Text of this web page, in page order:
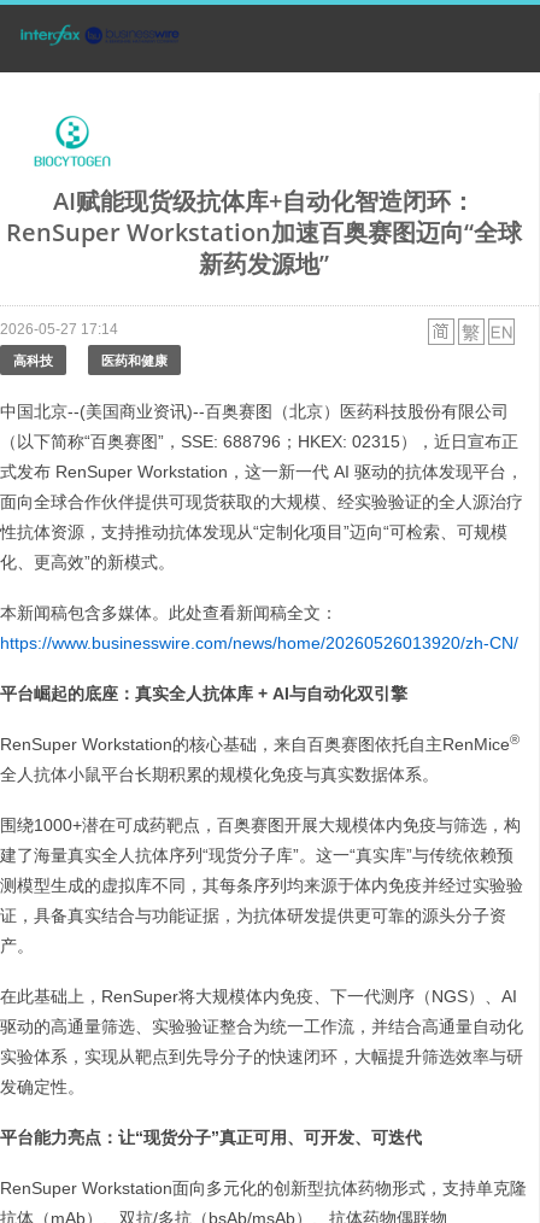
AI赋能现货级抗体库+自动化智造闭环：
RenSuper Workstation加速百奥赛图迈向“全球
新药发源地”
2026-05-27 17:14
高科技 医药和健康
中国北京--(美国商业资讯)--百奥赛图（北京）医药科技股份有限公司
（以下简称“百奥赛图”，SSE: 688796；HKEX: 02315），近日宣布正
式发布 RenSuper Workstation，这一新一代 AI 驱动的抗体发现平台，
面向全球合作伙伴提供可现货获取的大规模、经实验验证的全人源治疗
性抗体资源，支持推动抗体发现从“定制化项目”迈向“可检索、可规模
化、更高效”的新模式。
本新闻稿包含多媒体。此处查看新闻稿全文：
https://www.businesswire.com/news/home/20260526013920/zh-CN/
平台崛起的底座：真实全人抗体库 + AI与自动化双引擎
RenSuper Workstation的核心基础，来自百奥赛图依托自主RenMice®
全人抗体小鼠平台长期积累的规模化免疫与真实数据体系。
围绕1000+潜在可成药靶点，百奥赛图开展大规模体内免疫与筛选，构
建了海量真实全人抗体序列“现货分子库”。这一“真实库”与传统依赖预
测模型生成的虚拟库不同，其每条序列均来源于体内免疫并经过实验验
证，具备真实结合与功能证据，为抗体研发提供更可靠的源头分子资
产。
在此基础上，RenSuper将大规模体内免疫、下一代测序（NGS）、AI
驱动的高通量筛选、实验验证整合为统一工作流，并结合高通量自动化
实验体系，实现从靶点到先导分子的快速闭环，大幅提升筛选效率与研
发确定性。
平台能力亮点：让“现货分子”真正可用、可开发、可迭代
RenSuper Workstation面向多元化的创新型抗体药物形式，支持单克隆
抗体（mAb）、双抗/多抗（bsAb/msAb）、抗体药物偶联物